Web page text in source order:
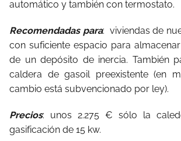
automático y también con termostato.
Recomendadas para: viviendas de
con suficiente espacio para
de un depósito de inercia. También
caldera de gasoil preexistente (en
cambio está subvencionado por ley).
Precios: unos 2.275 € sólo la
gasificación de 15 kw.